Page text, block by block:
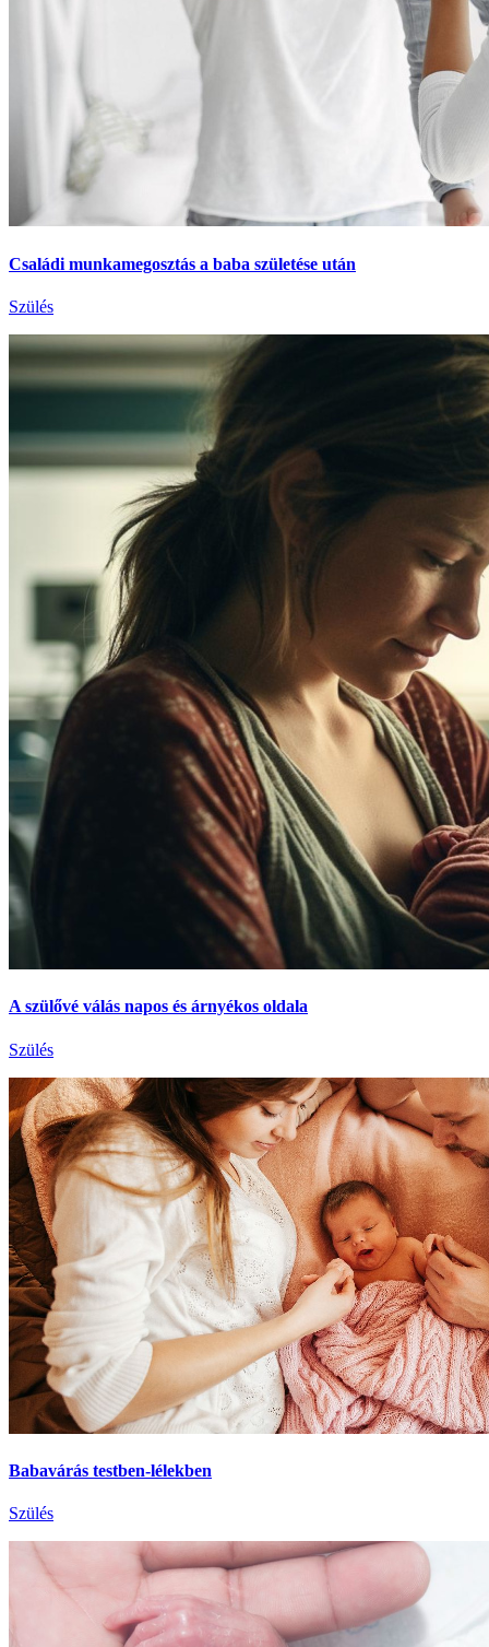
Családi munkamegosztás a baba születése után
Szülés
A szülővé válás napos és árnyékos oldala
Szülés
Babavárás testben-lélekben
Szülés